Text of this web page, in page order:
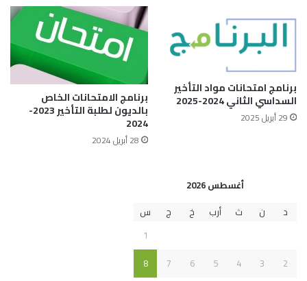
برنامج امتحانات مواد التأخير
السداسي الثاني 2024-2025
29 أبريل 2025
برنامج الامتحانات الخاص
بالديون لطلبة التأخير 2023-
2024
28 أبريل 2024
أغسطس 2026
د
ن ث أرب خ ج
س
1
2
3
4
5
6
7
8